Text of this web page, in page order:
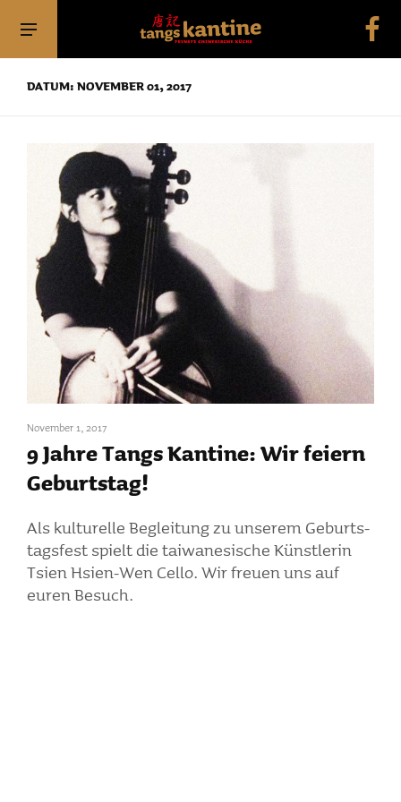
DATUM: NOVEMBER 01, 2017
November 1, 2017
9 Jahre Tangs Kantine: Wir feiern
Geburtstag!
Als kultu­relle Beglei­tung zu unserem Geburts­
tags­fest spielt die taiwa­ne­si­sche Künst­lerin
Tsien Hsien-Wen Cello. Wir freuen uns auf
euren Besuch.